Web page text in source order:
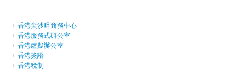
香港尖沙咀商務中心
香港服務式辦公室
香港虛擬辦公室
香港簽證
香港稅制